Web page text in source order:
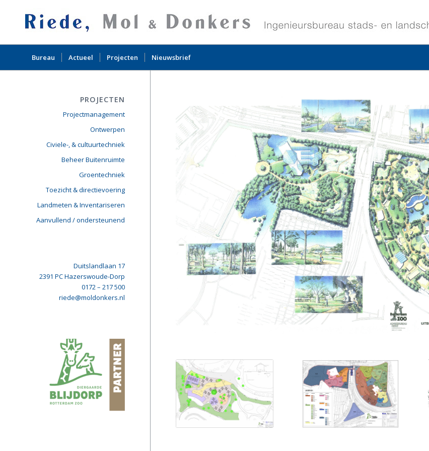
Bureau Actueel Projecten Nieuwsbrief
PROJECTEN
Projectmanagement
Ontwerpen
Civiele-, & cultuurtechniek
Beheer Buitenruimte
Groentechniek
Toezicht & directievoering
Landmeten & Inventariseren
Aanvullend / ondersteunend
Duitslandlaan 17
2391 PC Hazerswoude-Dorp
0172 – 217 500
riede@moldonkers.nl